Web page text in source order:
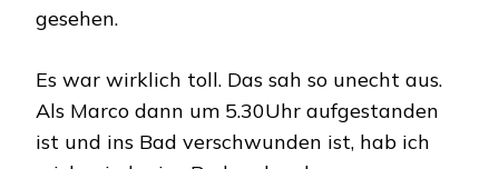
gesehen.
Es war wirklich toll. Das sah so unecht aus.
Als Marco dann um 5.30Uhr aufgestanden
ist und ins Bad verschwunden ist, hab ich